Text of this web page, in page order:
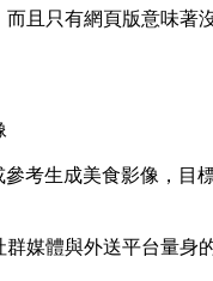
且只有網頁版意味著
考生成美食影像，
媒體與外送平台量